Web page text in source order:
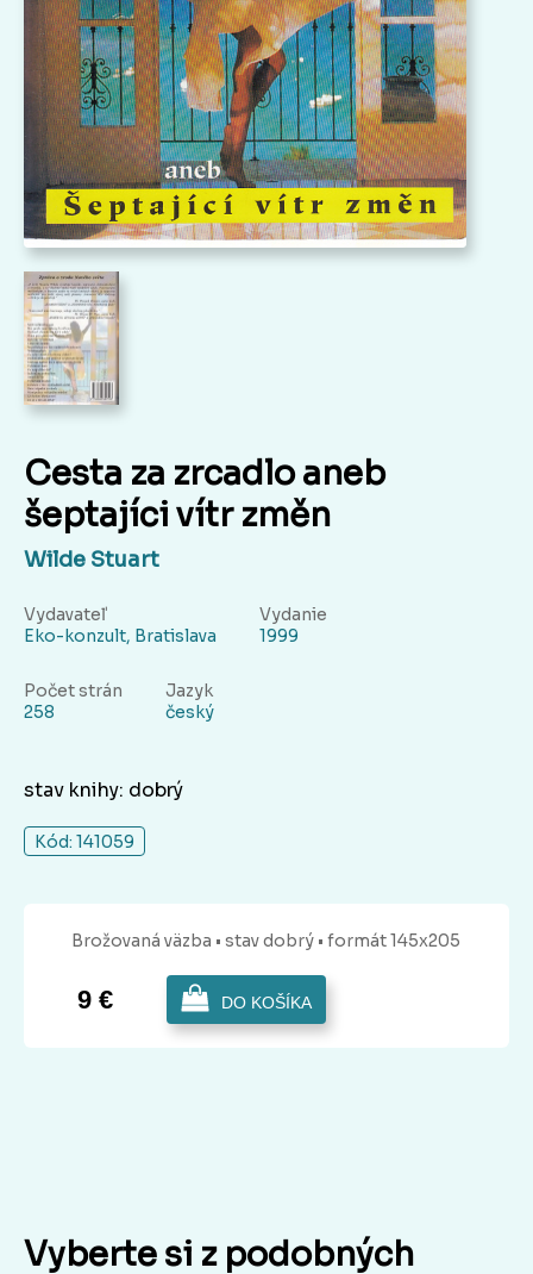
Cesta za zrcadlo aneb
šeptajíci vítr změn
Wilde Stuart
Vydavateľ
Eko-konzult, Bratislava
Vydanie
1999
Počet strán
258
Jazyk
český
stav knihy: dobrý
Kód: 141059
Brožovaná väzba • stav dobrý • formát 145x205
9 € DO KOŠÍKA
Vyberte si z podobných